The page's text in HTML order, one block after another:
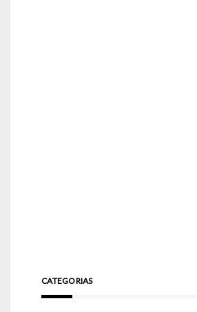
CATEGORIAS